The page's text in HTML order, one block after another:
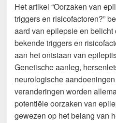
Het artikel “Oorzaken van
triggers en risicofactoren?”
aard van epilepsie en
bekende triggers en
aan het ontstaan van
Genetische aanleg,
neurologische
veranderingen worden
potentiële oorzaken van
gewezen op het belang van